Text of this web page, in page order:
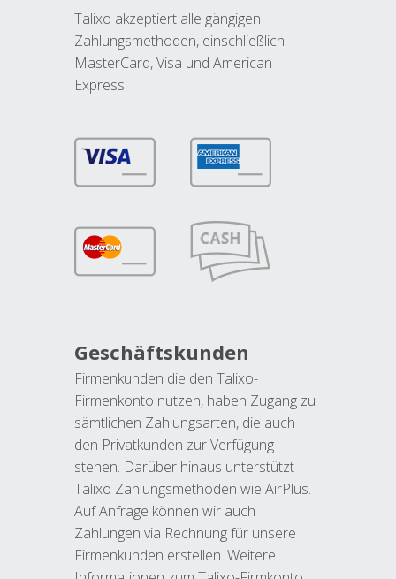
Talixo akzeptiert alle gängigen
Zahlungsmethoden, einschließlich
MasterCard, Visa und American
Express.
Geschäftskunden
Firmenkunden die den Talixo-
Firmenkonto nutzen, haben Zugang zu
sämtlichen Zahlungsarten, die auch
den Privatkunden zur Verfügung
stehen. Darüber hinaus unterstützt
Talixo Zahlungsmethoden wie AirPlus.
Auf Anfrage können wir auch
Zahlungen via Rechnung für unsere
Firmenkunden erstellen. Weitere